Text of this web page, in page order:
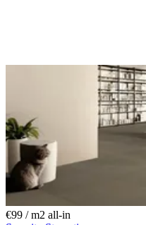
€99 / m2 all-in